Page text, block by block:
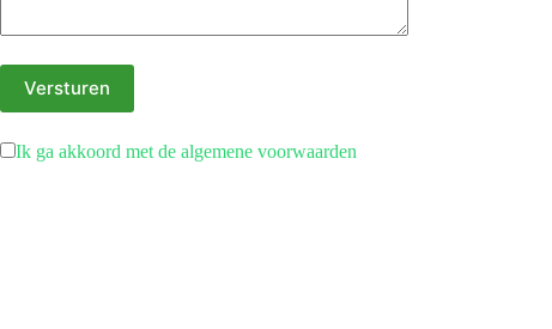
Ik ga akkoord met de algemene voorwaarden